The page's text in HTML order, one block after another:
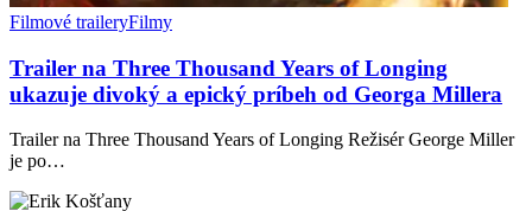
Filmové traileryFilmy
Trailer na Three Thousand Years of Longing
ukazuje divoký a epický príbeh od Georga Millera
Trailer na Three Thousand Years of Longing Režisér George Miller
je po…